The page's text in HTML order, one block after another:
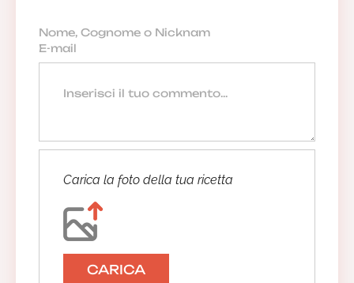
Carica la foto della tua ricetta
CARICA